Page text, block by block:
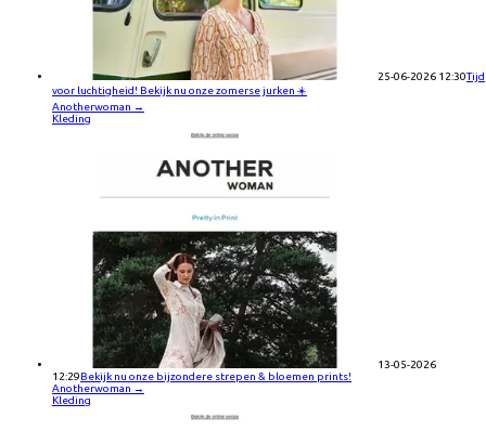
25-06-2026 12:30Tijd
voor luchtigheid! Bekijk nu onze zomerse jurken ☀️
Anotherwoman →
Kleding
13-05-2026
12:29Bekijk nu onze bijzondere strepen & bloemen prints!
Anotherwoman →
Kleding